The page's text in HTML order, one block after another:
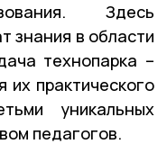
Здесь
знания в области
технопарка –
их практического
уникальных
педагогов.